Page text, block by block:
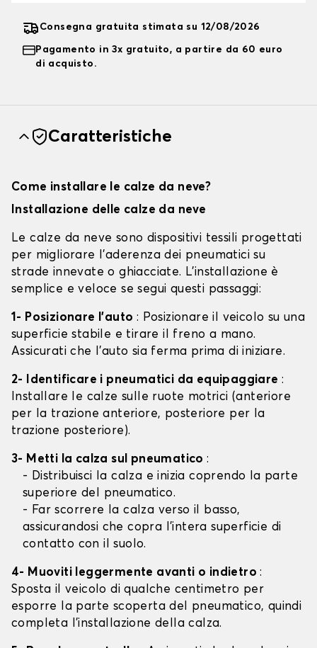
Consegna gratuita stimata su 12/08/2026
Pagamento in 3x gratuito, a partire da 60 euro
di acquisto.
Caratteristiche
Come installare le calze da neve?
Installazione delle calze da neve
Le calze da neve sono dispositivi tessili progettati
per migliorare l'aderenza dei pneumatici su
strade innevate o ghiacciate. L'installazione è
semplice e veloce se segui questi passaggi:
1- Posizionare l'auto : Posizionare il veicolo su una
superficie stabile e tirare il freno a mano.
Assicurati che l'auto sia ferma prima di iniziare.
2- Identificare i pneumatici da equipaggiare :
Installare le calze sulle ruote motrici (anteriore
per la trazione anteriore, posteriore per la
trazione posteriore).
3- Metti la calza sul pneumatico:
- Distribuisci la calza e inizia coprendo la parte
superiore del pneumatico.
- Far scorrere la calza verso il basso,
assicurandosi che copra l'intera superficie di
contatto con il suolo.
4- Muoviti leggermente avanti o indietro:
Sposta il veicolo di qualche centimetro per
esporre la parte scoperta del pneumatico, quindi
completa l'installazione della calza.